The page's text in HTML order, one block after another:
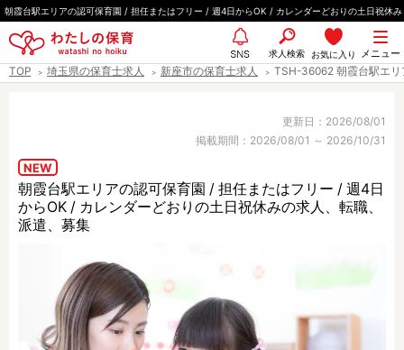
ペ
ー
の
朝霞台駅エリアの認可保育園 / 担任またはフリー / 週4日からOK / カレンダーどおりの土日祝休み
メニュー
お気に入り
求人検索
SNS
TOP 埼玉県の保育士求人 新座市の保育士求人 TSH-36062 朝霞台駅エリ
更新日：2026/08/01
掲載期間：2026/08/01 ～ 2026/10/31
NEW
朝霞台駅エリアの認可保育園 / 担任またはフリー / 週4日
からOK / カレンダーどおりの土日祝休みの求人、転職、
派遣、募集
都道府県
雇用形態
職種
保育士
保育教諭
保育補助
幼稚園教諭